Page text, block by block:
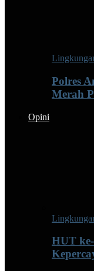
Polres
Merah
Opini
HUT